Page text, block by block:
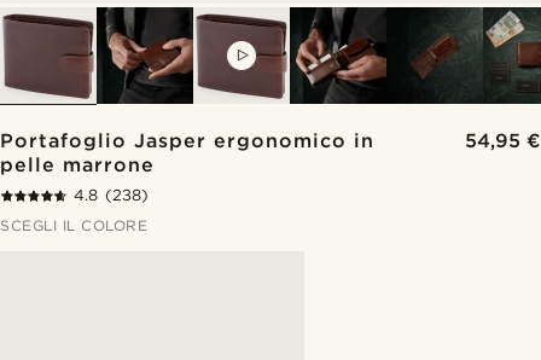
Portafoglio Jasper ergonomico in
pelle marrone
54,95 €
4.8 (238)
SCEGLI IL COLORE